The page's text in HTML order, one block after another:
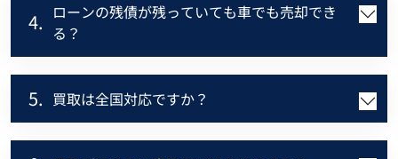
4. ローンの残債が残っていても車でも売却でき
る？
5. 買取は全国対応ですか？